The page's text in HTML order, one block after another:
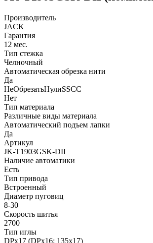
Производитель
JACK
Гарантия
12 мес.
Тип стежка
Челночный
Автоматическая обрезка нити
Да
НеОбрезатьНулиSSCC
Нет
Тип материала
Различные виды материала
Автоматический подъем лапки
Да
Артикул
JK-T1903GSK-DII
Наличие автоматики
Есть
Тип привода
Встроенный
Диаметр пуговиц
8-30
Скорость шитья
2700
Тип иглы
DPx17 (DPx16; 135x17)